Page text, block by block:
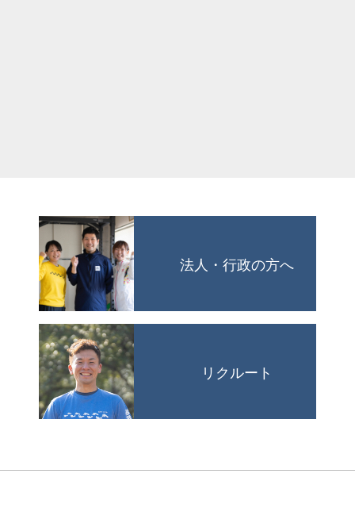
法人・行政の方へ
リクルート